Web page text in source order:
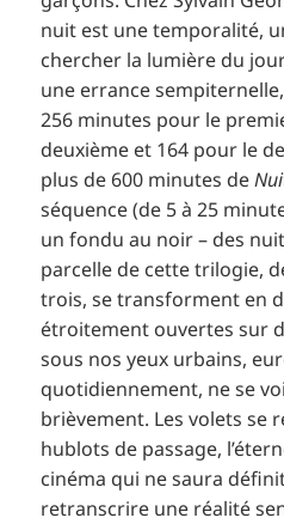
nuit est une temporalité,
chercher la lumière du jour
une errance
256 minutes pour le
deuxième et 164 pour le
plus de 600 minutes de
séquence (de 5 à 25
un fondu au noir – des
parcelle de cette trilogie,
trois, se transforment en
étroitement ouvertes sur
sous nos yeux urbains,
quotidiennement, ne se
brièvement. Les volets se
hublots de passage,
cinéma qui ne saura
retranscrire une réalité